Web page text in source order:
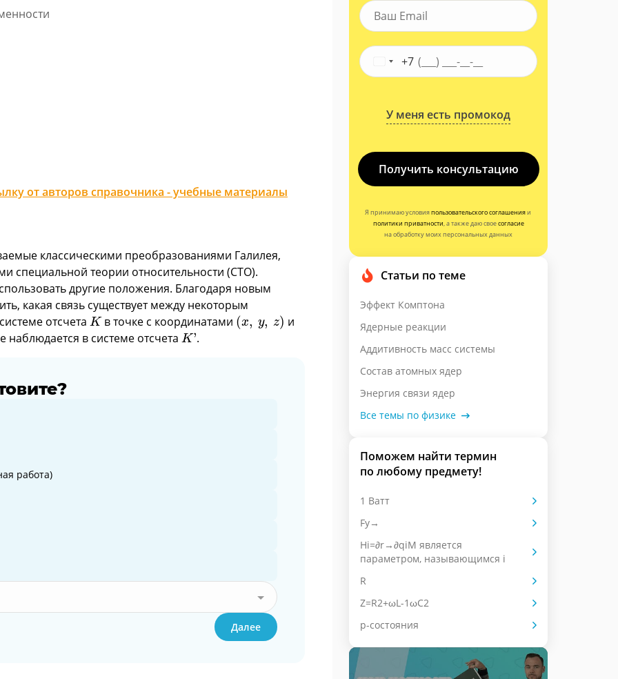
от авторов справочника - учебные материалы
классическими преобразованиями Галилея,
специальной теории относительности (СТО).
другие положения. Благодаря новым
какая связь существует между некоторым
отсчета K
K в точке с координатами (x, y, z)
(x, y, )
и
наблюдается в системе отсчета K'
K' .
работа)
Далее
+7
У меня есть промокод
Получить консультацию
Я принимаю условияпользовательского соглашенияи
политики приватности, а также даю своесогласие
на обработку моих персональных данных
Статьи по теме
Эффект Комптона
Ядерные реакции
Аддитивность масс системы
Состав атомных ядер
Энергия связи ядер
Все темы по физике
Поможем найти термин
по любому предмету!
1 Ватт
Fy→
Hi=∂r→∂qiM является
параметром, называющимся i
R
Z=R2+ωL-1ωC2
p-состояния